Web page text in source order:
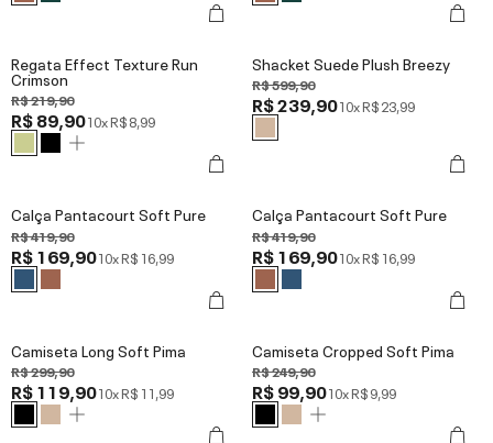
Regata Effect Texture Run
Crimson
R$ 219,90
R$ 89,9010xR$ 8,99
Shacket Suede Plush Breezy
R$ 599,90
R$ 239,9010xR$ 23,99
Calça Pantacourt Soft Pure
R$ 419,90
R$ 169,9010xR$ 16,99
Calça Pantacourt Soft Pure
R$ 419,90
R$ 169,9010xR$ 16,99
Camiseta Long Soft Pima
R$ 299,90
R$ 119,9010xR$ 11,99
Camiseta Cropped Soft Pima
R$ 249,90
R$ 99,9010xR$ 9,99